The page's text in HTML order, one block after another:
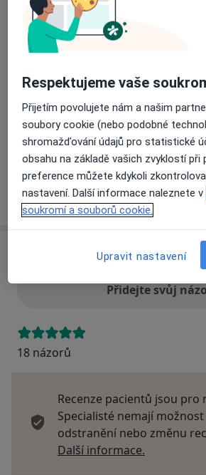
Dostupnost
Co mám v takové situaci udělat?
Způsoby platby (soukromé
Na teto adrese lékař přijímá
Detaily
Více
Přidejte svůj
18 názorů
Recenze pacientů jsou pro
Specialisté nemají
odstranění nebo změnu
Další informace.
Respektujeme vaše
Přijetím povolujete nám a našim
soubory cookie (nebo podobné
shromažďování údajů pro statistické
obsahu na základě vašich zvyklostí při
preference můžete kdykoli
nastavení. Další informace naleznete v
soukromí a souborů cookie.
Upravit nastavení